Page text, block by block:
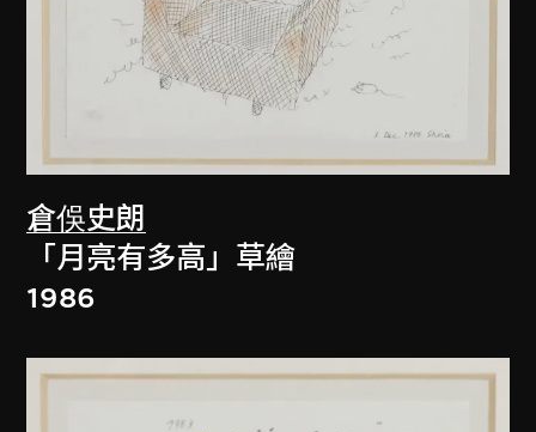
倉俁史朗
「月亮有多高」草繪
1986